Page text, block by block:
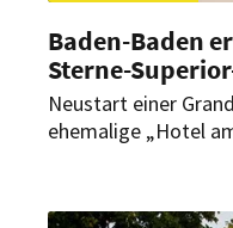
Baden-Baden
Sterne-
Neustart einer
ehemalige „Hotel
dem Namen The